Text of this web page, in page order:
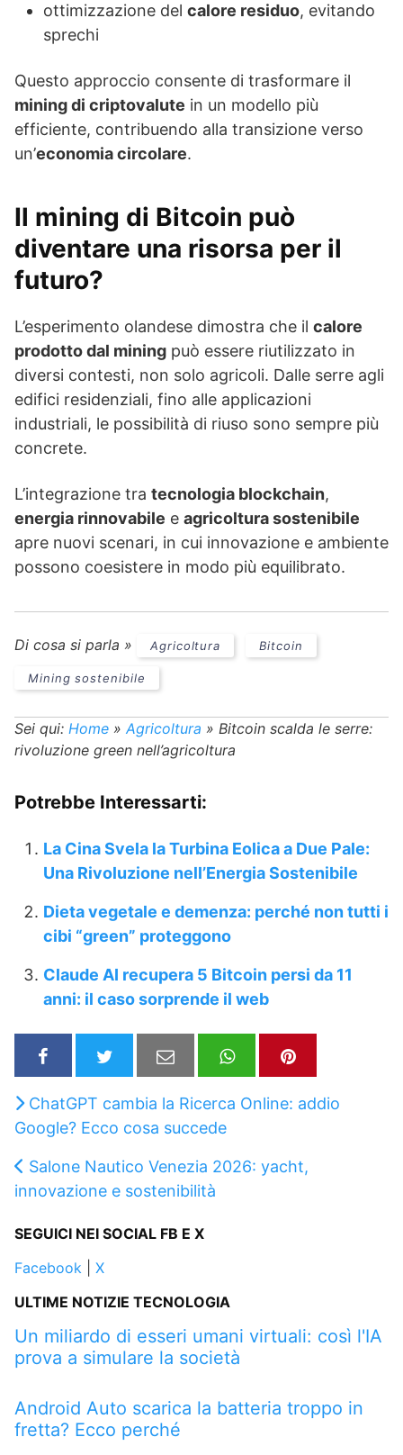
ottimizzazione del calore residuo, evitando
sprechi
Questo approccio consente di trasformare il
mining di criptovalute in un modello più
efficiente, contribuendo alla transizione verso
un’economia circolare.
Il mining di Bitcoin può
diventare una risorsa per il
futuro?
L’esperimento olandese dimostra che il calore
prodotto dal mining può essere riutilizzato in
diversi contesti, non solo agricoli. Dalle serre agli
edifici residenziali, fino alle applicazioni
industriali, le possibilità di riuso sono sempre più
concrete.
L’integrazione tra tecnologia blockchain,
energia rinnovabile e agricoltura sostenibile
apre nuovi scenari, in cui innovazione e ambiente
possono coesistere in modo più equilibrato.
Di cosa si parla » Agricoltura Bitcoin
Mining sostenibile
Sei qui: Home » Agricoltura » Bitcoin scalda le serre:
rivoluzione green nell’agricoltura
Potrebbe Interessarti:
La Cina Svela la Turbina Eolica a Due Pale:
Una Rivoluzione nell’Energia Sostenibile
Dieta vegetale e demenza: perché non tutti i
cibi “green” proteggono
Claude AI recupera 5 Bitcoin persi da 11
anni: il caso sorprende il web
ChatGPT cambia la Ricerca Online: addio
Google? Ecco cosa succede
Salone Nautico Venezia 2026: yacht,
innovazione e sostenibilità
SEGUICI NEI SOCIAL FB E X
Facebook
X
ULTIME NOTIZIE TECNOLOGIA
Un miliardo di esseri umani virtuali: così l'IA
prova a simulare la società
Android Auto scarica la batteria troppo in
fretta? Ecco perché